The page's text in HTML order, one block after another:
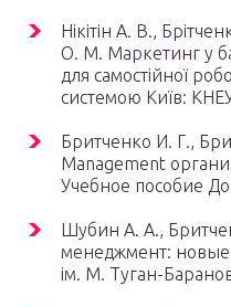
Нікітін А. В.,
О. М. Маркетинг у
для самостійної
системою Київ:
Бритченко И. Г.,
Management
Учебное пособие
Шубин А. А.,
менеджмент:
ім. М. Туган-